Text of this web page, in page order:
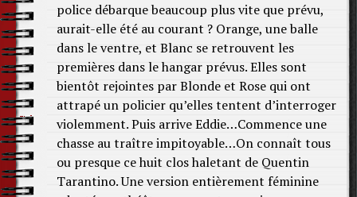
police débarque beaucoup plus vite que prévu,
aurait-elle été au courant ? Orange, une balle
dans le ventre, et Blanc se retrouvent les
premières dans le hangar prévus. Elles sont
bientôt rejointes par Blonde et Rose qui ont
attrapé un policier qu’elles tentent d’interroger
violemment. Puis arrive Eddie…Commence une
chasse au traître impitoyable…On connaît tous
ou presque ce huit clos haletant de Quentin
Tarantino. Une version entièrement féminine